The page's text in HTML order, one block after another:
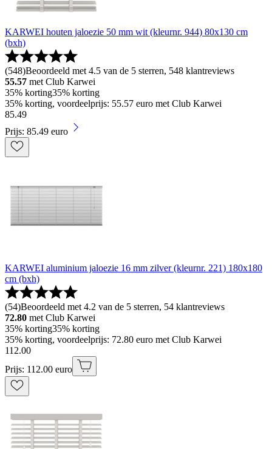
KARWEI houten jaloezie 50 mm wit (kleurnr. 944) 80x130 cm
(bxh)
(548)Beoordeeld met 4.5 van de 5 sterren, 548 klantreviews
55.57 met Club Karwei
35% korting35% korting
35% korting, voordeelprijs: 55.57 euro met Club Karwei
85.49
Prijs: 85.49 euro
KARWEI aluminium jaloezie 16 mm zilver (kleurnr. 221) 180x180
cm (bxh)
(54)Beoordeeld met 4.2 van de 5 sterren, 54 klantreviews
72.80 met Club Karwei
35% korting35% korting
35% korting, voordeelprijs: 72.80 euro met Club Karwei
112.00
Prijs: 112.00 euro